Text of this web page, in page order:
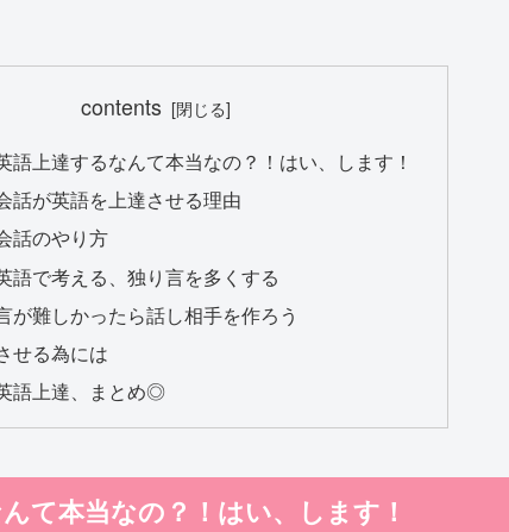
contents
語上達するなんて本当なの？！はい、します！
話が英語を上達させる理由
話のやり方
語で考える、独り言を多くする
が難しかったら話し相手を作ろう
せる為には
語上達、まとめ◎
て本当なの？！はい、します！